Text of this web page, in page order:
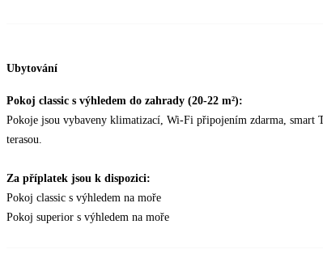
Ubytování
Pokoj classic s výhledem do zahrady (20-22 m²):
Pokoje jsou vybaveny klimatizací, Wi-Fi připojením zdarma, smart
terasou.
Za příplatek jsou k dispozici:
Pokoj classic s výhledem na moře
Pokoj superior s výhledem na moře